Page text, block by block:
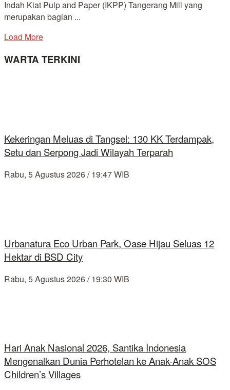
Indah Kiat Pulp and Paper (IKPP) Tangerang Mill yang
merupakan bagian ...
Load More
WARTA TERKINI
Kekeringan Meluas di Tangsel: 130 KK Terdampak,
Setu dan Serpong Jadi Wilayah Terparah
Rabu, 5 Agustus 2026 / 19:47 WIB
Urbanatura Eco Urban Park, Oase Hijau Seluas 12
Hektar di BSD City
Rabu, 5 Agustus 2026 / 19:30 WIB
Hari Anak Nasional 2026, Santika Indonesia
Mengenalkan Dunia Perhotelan ke Anak-Anak SOS
Children’s Villages